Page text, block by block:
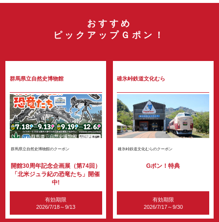
おすすめ
ピックアップＧポン！
群馬県立自然史博物館
群馬県立自然史博物館のクーポン
開館30周年記念企画展（第74回）
「北米ジュラ紀の恐竜たち」開催
中!
有効期限
2026/7/18～9/13
碓氷峠鉄道文化むら
碓氷峠鉄道文化むらのクーポン
Gポン！特典
有効期限
2026/7/17～9/30